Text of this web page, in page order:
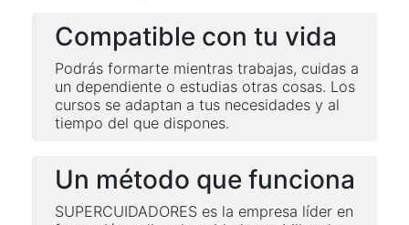
Compatible con tu vida
Podrás formarte mientras trabajas, cuidas a
un dependiente o estudias otras cosas. Los
cursos se adaptan a tus necesidades y al
tiempo del que dispones.
Un método que funciona
SUPERCUIDADORES es la empresa líder en